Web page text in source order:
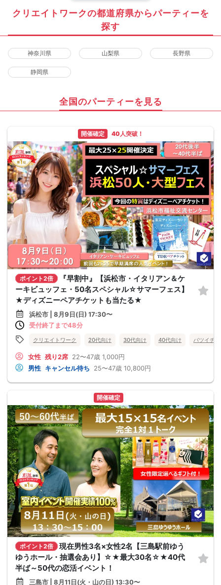
クリエイトワークの都道府県からパーティーを
探す
神奈川県 山梨県 長野県
静岡県
全国のパーティーを見る
開催確定 40人突破！
ポイント2倍
『早割中』【浜松市・イタリアン＆ケ
ーキビュッフェ・50名スペシャル☆サマーフェス】
★ディズニーペアチケットも当たる★
浜松市 | 8月9日(日) 17:30〜
受付終了まで48分
クリエイトワーク 20代向け 30代向け 40代向け バツイチ
女性 残り2席 22〜47歳 1,000円
男性 キャンセル待ち 25〜47歳 10,800円
開催確定
ポイント2倍
現在男性3名×女性2名【三島駅前ゆう
ゆうホール・抽選会あり】☆★最大30名☆★40代
半ば～50代の恋活イベント！
三島市 | 8月11日(火・山の日) 13:30〜